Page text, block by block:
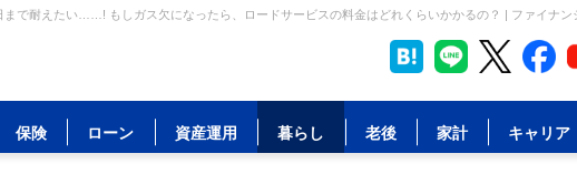
で耐えたい……! もしガス欠になったら、ロードサービスの料金はどれくらいかかるの？ | ファイナン
保険 ローン 資産運用 暮らし 老後 家計 キャリア